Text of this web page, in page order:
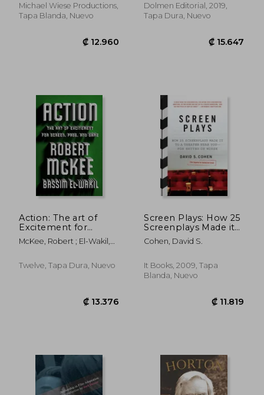
Michael Wiese Productions,
Tapa Blanda, Nuevo
Dolmen Editorial, 2019,
Tapa Dura, Nuevo
Action: The art of
Excitement for
Screen, Page, and
Game (en Inglés)
McKee, Robert ; El-Wakil,
Twelve, Tapa Dura, Nuevo
Screen Plays: How 25
Screenplays Made it
to a Theater Near
You-For Better or
Cohen, David S.
It Books, 2009, Tapa
Blanda, Nuevo